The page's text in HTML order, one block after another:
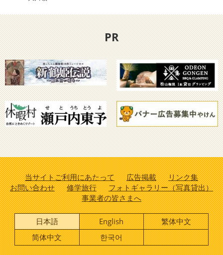
PR
当サイトご利用にあたって 広告掲載
リンク集
お問い合わせ
修学旅行
フォトギャラリー（写真貸出）
事業者の皆さまへ
日本語 English
繁体中文
简体中文
한국어